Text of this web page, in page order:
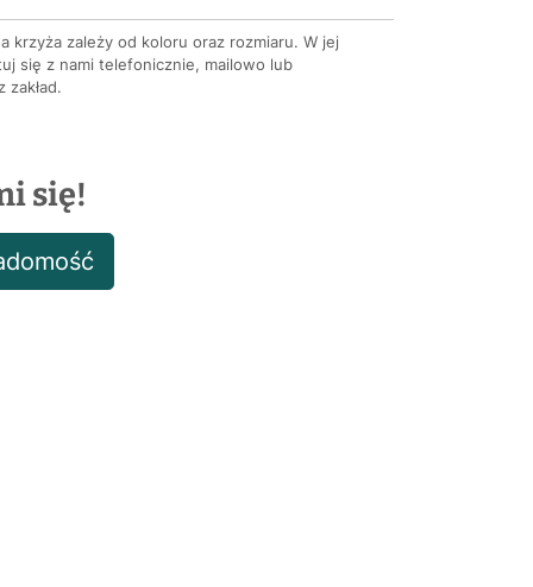
krzyża zależy od koloru oraz rozmiaru. W jej
się z nami telefonicznie, mailowo lub
zakład.
się!